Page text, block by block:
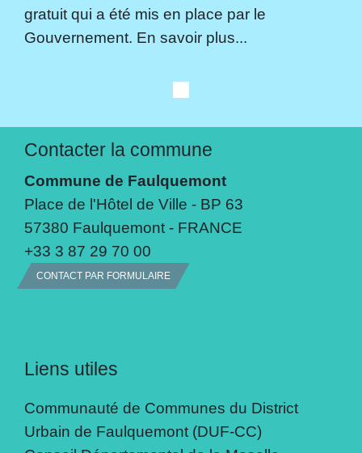
gratuit qui a été mis en place par le
Gouvernement. En savoir plus...
Contacter la commune
Commune de Faulquemont
Place de l'Hôtel de Ville - BP 63
57380 Faulquemont - FRANCE
+33 3 87 29 70 00
CONTACT PAR FORMULAIRE
Liens utiles
Communauté de Communes du District
Urbain de Faulquemont (DUF-CC)